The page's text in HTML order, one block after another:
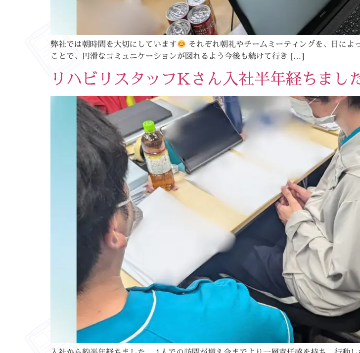
弊社では朝時間を大切にしています
それぞれ朝礼やチームミーティングを、日に
ことで、円滑なコミュニケーションが図れるよう今後も続けて行き […]
リハビリスタッフKさん入社半年経ちまし